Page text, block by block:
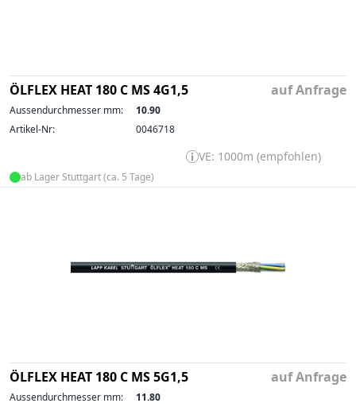
ÖLFLEX HEAT 180 C MS 4G1,5 auf Anfrage
Aussendurchmesser mm:
10.90
Artikel-Nr:
0046718
VE: 1000m (empfohlen)
ab Lager Stuttgart (ca. 5 Tage)
ÖLFLEX HEAT 180 C MS 5G1,5 auf Anfrage
Aussendurchmesser mm: 11.80